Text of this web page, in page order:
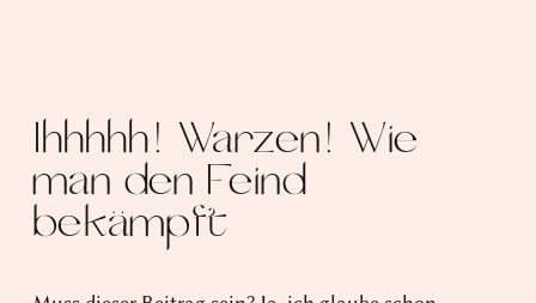
Ihhhhh! Warzen! Wie
man den Feind
bekämpft